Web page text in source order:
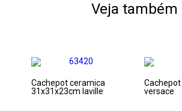
Veja também
Cachepot ceramica
31x31x23cm laville
versace